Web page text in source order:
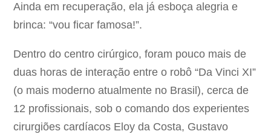
Ainda em recuperação, ela já esboça alegria e
brinca: “vou ficar famosa!”.
Dentro do centro cirúrgico, foram pouco mais de
duas horas de interação entre o robô “Da Vinci XI”
(o mais moderno atualmente no Brasil), cerca de
12 profissionais, sob o comando dos experientes
cirurgiões cardíacos Eloy da Costa, Gustavo